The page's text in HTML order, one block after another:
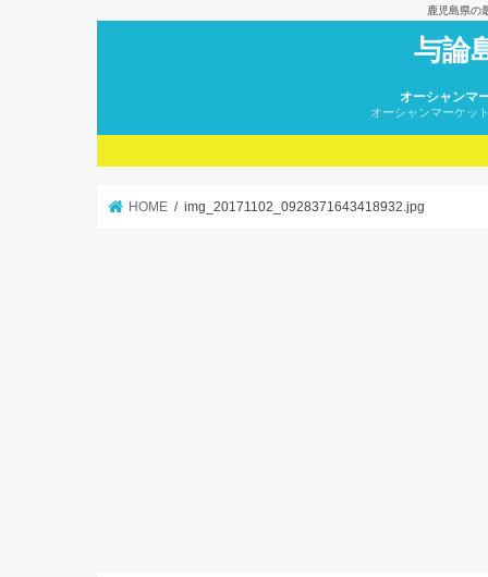
鹿児島県の
与論
オーシャンマ
オーシャンマーケッ
HOME img_20171102_0928371643418932.jpg